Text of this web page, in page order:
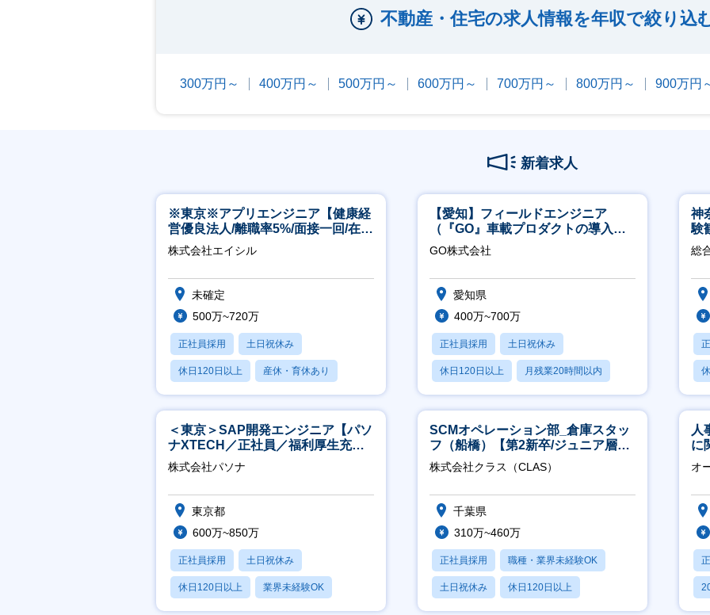
不動産・住宅の求人情報を年収で絞り込
300万円～ 400万円～ 500万円～ 600万円～ 700万円～ 800万円～ 900万円
新着求人
※東京※アプリエンジニア【健康経
営優良法人/離職率5%/面接一回/在宅
有/完休2日/上流案件多数】
株式会社エイシル
未確定
500万~720万
正社員採用 土日祝休み
休日120日以上 産休・育休あり
月残業20時間以内
【愛知】フィールドエンジニア
（『GO』車載プロダクトの導入サ
ポート／年休120日／土日祝休／直
行直帰
GO株式会社
愛知県
400万~700万
正社員採用 土日祝休み
休日120日以上 月残業20時間以内
学歴不問
神
験
得
総
＜東京＞SAP開発エンジニア【パソ
ナXTECH／正社員／福利厚生充実
◎】
株式会社パソナ
東京都
600万~850万
正社員採用 土日祝休み
休日120日以上 業界未経験OK
SCMオペレーション部_倉庫スタッ
フ（船橋）【第2新卒/ジュニア層歓
迎】
株式会社クラス（CLAS）
千葉県
310万~460万
正社員採用 職種・業界未経験OK
土日祝休み 休日120日以上
人
に
社
オ